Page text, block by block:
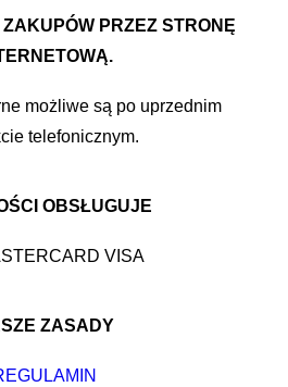
PRZEZ STRONĘ
możliwe są po uprzednim
telefonicznym.
OBSŁUGUJE
ZASADY